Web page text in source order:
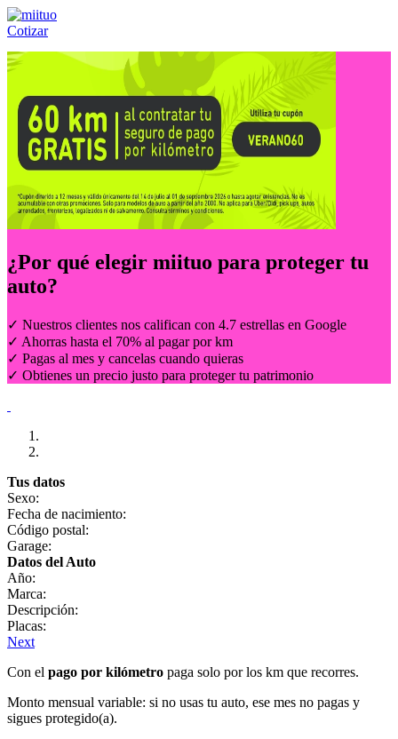
Cotizar
Llámanos al:(55) 84-21-05-00 ó
¿Por qué elegir miituo para proteger tu
auto?
✓ Nuestros clientes nos califican con 4.7 estrellas en Google
✓ Ahorras hasta el 70% al pagar por km
✓ Pagas al mes y cancelas cuando quieras
✓ Obtienes un precio justo para proteger tu patrimonio
Tus datos
Sexo:
Fecha de nacimiento:
Código postal:
Garage:
Datos del Auto
Año:
Marca:
Descripción:
Placas:
Next
Con el pago por kilómetro paga solo por los km que recorres.
Monto mensual variable: si no usas tu auto, ese mes no pagas y
sigues protegido(a).